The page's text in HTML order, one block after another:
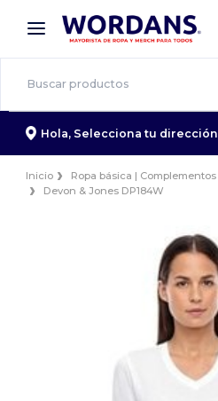
× App de Wordans
¡Mejores precios en app!
Hola, Selecciona tu dirección
Inicio Ropa básica | Complementos
Devon & Jones DP184W